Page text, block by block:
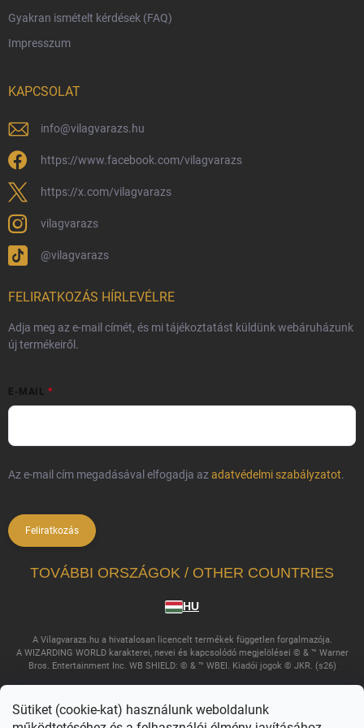
Sütiket (cookie-kat) használunk weboldalunk
Reklamáció és visszáru
Hűségprogram
Általános Szerződési Feltételek
Adatvédelmi feltételek
Védjegyek és szerzői jogok
Fémjelzés és nemesfém-tájékoztató
Gyakran ismételt kérdések (FAQ)
Impresszum
KAPCSOLAT
info@vilagvarazs.hu
https://www.facebook.com/vilagvarazs
https://x.com/vilagvarazs
vilagvarazs
@vilagvarazs
FELIRATKOZÁS HÍRLEVÉLRE
Adja meg az e-mail címét, és mi tájékoztatást küldünk webáruházunk
új termékeiről.
E-MAIL
Az e-mail cím megadásával elfogadja azadatvédelmi szabályzatot.
Feliratkozás
TOVÁBBI ORSZÁGOK / OTHER COUNTRIES
HU
A Vilagvarazs.hu a hivatalosan licencelt termékek független forgalmazója.
A WIZARDING WORLD karakterei, nevei és kapcsolódó megjelölései © & ™ Warner
Bros. Entertainment Inc. WB SHIELD: © & ™ WBEI. Kiadói jogok © JKR. (s26)